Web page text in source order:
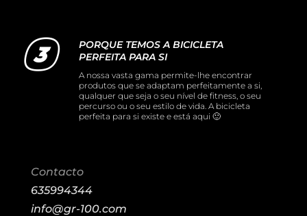
PORQUE TEMOS A BICICLETA
PERFEITA PARA SI
A nossa vasta gama permite-lhe encontrar
produtos que se adaptam perfeitamente a si,
qualquer que seja o seu nível de fitness, o seu
percurso ou o seu estilo de vida. A bicicleta
perfeita para si existe e está aqui 🙂
Contacto
635994344
info@gr-100.com